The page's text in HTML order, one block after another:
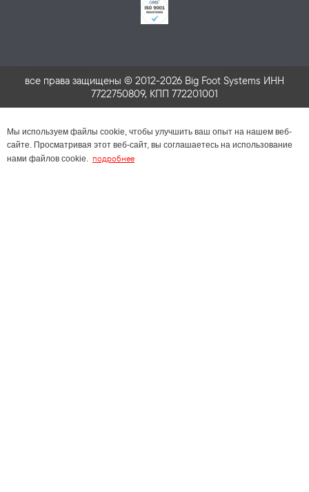
все права защищены © 2012-2026 Big Foot Systems ИНН
7722750809, КПП 772201001
Мы используем файлы cookie, чтобы улучшить ваш опыт на нашем веб-
сайте. Просматривая этот веб-сайт, вы соглашаетесь на использование
нами файлов cookie. подробнее